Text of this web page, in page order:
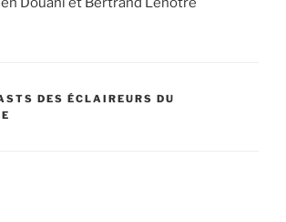
DES ÉCLAIREURS DU